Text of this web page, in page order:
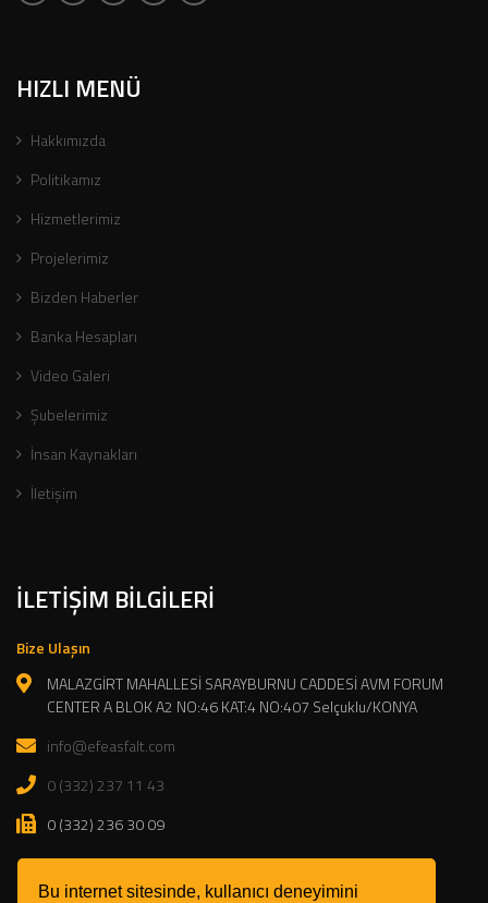
Bu internet sitesinde, kullanıcı deneyimini
HIZLI MENÜ
Hakkımızda
Politikamız
Hizmetlerimiz
Projelerimiz
Bizden Haberler
Banka Hesapları
Video Galeri
Şubelerimiz
İnsan Kaynakları
İletişim
İLETIŞIM BILGILERI
Bize Ulaşın
MALAZGİRT MAHALLESİ SARAYBURNU CADDESİ AVM FORUM
CENTER A BLOK A2 NO:46 KAT:4 NO:407 Selçuklu/KONYA
info@efeasfalt.com
0 (332) 237 11 43
0 (332) 236 30 09